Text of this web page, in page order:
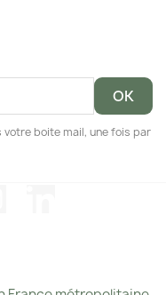
boite mail, une fois par